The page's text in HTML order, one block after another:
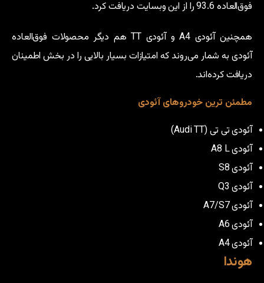
فوق‌العاده 93.6 را از این وبسایت دریافت کرد.
همچنین آئودی A4 و آئودی TT هم دیگر محصولات فوق‌العاده
آئودی به شمار می‌روند که امتیازات بسیار بالایی را در بخش اطمینان
دریافت کرده‌اند.
مطمئن ترین خودروهای آئودی
آئودی تی تی (Audi TT)
آئودی A8 L
آئودی S8
آئودی Q3
آئودی A7/S7
آئودی A6
آئودی A4
هوندا